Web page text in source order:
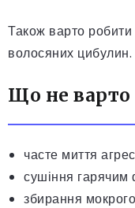
Також варто
волосяних цибулин.
Що не варто
часте миття
сушіння
збирання